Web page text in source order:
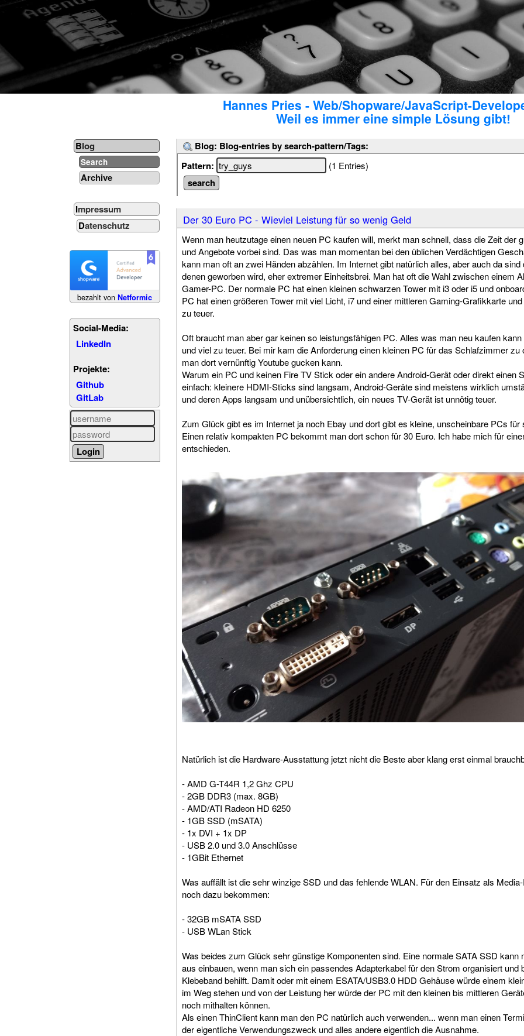
Hannes Pries - Web/Shopware/JavaScript-
Weil es immer eine simple Lösung gibt!
Blog
Search
Archive
Impressum
Datenschutz
bezahlt vonNetformic
Social-Media:
LinkedIn
Projekte:
Github
GitLab
Blog: Blog-entries by search-pattern/Tags:
Pattern:
(1 Entries)
Der 30 Euro PC - Wieviel Leistung für so wenig Geld
Wenn man heutzutage einen neuen PC kaufen will, merkt man schnell, dass die Zeit der
und Angebote vorbei sind. Das was man momentan bei den üblichen Verdächtigen
kann man oft an zwei Händen abzählen. Im Internet gibt natürlich alles, aber auch da sind
denen geworben wird, eher extremer Einheitsbrei. Man hat oft die Wahl zwischen einem
Gamer-PC. Der normale PC hat einen kleinen schwarzen Tower mit i3 oder i5 und
PC hat einen größeren Tower mit viel Licht, i7 und einer mittleren Gaming-Grafikkarte
zu teuer.
Oft braucht man aber gar keinen so leistungsfähigen PC. Alles was man neu kaufen
und viel zu teuer. Bei mir kam die Anforderung einen kleinen PC für das Schlafzimmer zu
man dort vernünftig Youtube gucken kann.
Warum ein PC und keinen Fire TV Stick oder ein andere Android-Gerät oder direkt einen
einfach: kleinere HDMI-Sticks sind langsam, Android-Geräte sind meistens wirklich
und deren Apps langsam und unübersichtlich, ein neues TV-Gerät ist unnötig teuer.
Zum Glück gibt es im Internet ja noch Ebay und dort gibt es kleine, unscheinbare PCs für
Einen relativ kompakten PC bekommt man dort schon für 30 Euro. Ich habe mich für
entschieden.
Natürlich ist die Hardware-Ausstattung jetzt nicht die Beste aber klang erst einmal
- AMD G-T44R 1,2 Ghz CPU
- 2GB DDR3 (max. 8GB)
- AMD/ATI Radeon HD 6250
- 1GB SSD (mSATA)
- 1x DVI + 1x DP
- USB 2.0 und 3.0 Anschlüsse
- 1GBit Ethernet
Was auffällt ist die sehr winzige SSD und das fehlende WLAN. Für den Einsatz als
noch dazu bekommen:
- 32GB mSATA SSD
- USB WLan Stick
Was beides zum Glück sehr günstige Komponenten sind. Eine normale SATA SSD kann
aus einbauen, wenn man sich ein passendes Adapterkabel für den Strom organisiert und
Klebeband behilft. Damit oder mit einem ESATA/USB3.0 HDD Gehäuse würde einem
im Weg stehen und von der Leistung her würde der PC mit den kleinen bis mittleren
noch mithalten können.
Als einen ThinClient kann man den PC natürlich auch verwenden... wenn man einen
der eigentliche Verwendungszweck und alles andere eigentlich die Ausnahme.